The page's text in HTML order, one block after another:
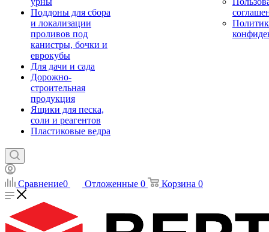
Поддоны для сбора
и локализации
проливов под
канистры, бочки и
еврокубы
Для дачи и сада
Дорожно-
строительная
продукция
Ящики для песка,
соли и реагентов
Пластиковые ведра
Сравнение0 Отложенные 0 Корзина 0